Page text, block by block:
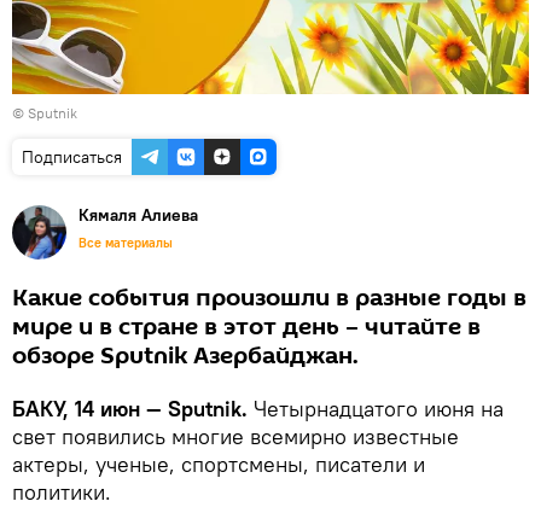
© Sputnik
Подписаться
Кямаля Алиева
Все материалы
Какие события произошли в разные годы в
мире и в стране в этот день – читайте в
обзоре Sputnik Азербайджан.
БАКУ, 14 июн — Sputnik. Четырнадцатого июня на
свет появились многие всемирно известные
актеры, ученые, спортсмены, писатели и
политики.